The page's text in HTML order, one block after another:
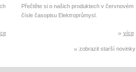
Přečtěte si o našich produktech v červnovém
čísle časopisu Elektroprůmysl.
více
zobrazit starší novinky